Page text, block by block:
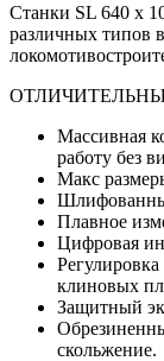
Станки SL 640 x
различных типов
Массивная
работу без
Макс
Плавное
Цифровая
клиновых
Защитный
скольжение.